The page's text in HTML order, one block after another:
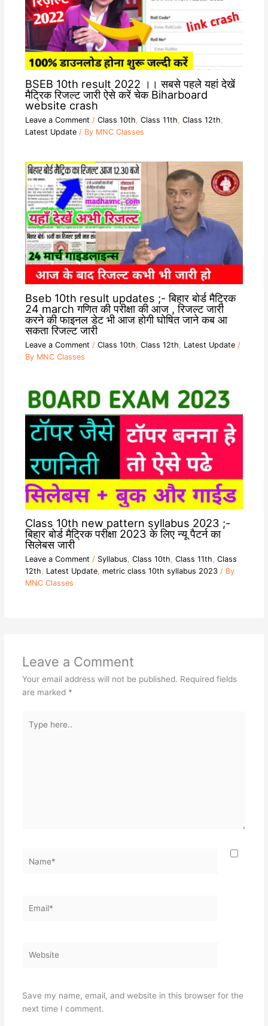
BSEB 10th result 2022 ।। सबसे पहले यहां देखें
मैट्रिक रिजल्ट जारी ऐसे करें चेक Biharboard
website crash
Leave a Comment / Class 10th, Class 11th, Class 12th,
Latest Update/ By MNC Classes
Bseb 10th result updates ;- बिहार बोर्ड मैट्रिक
24 march गणित की परीक्षा की आज , रिजल्ट जारी
करने की फाइनल डेट भी आज होगी घोषित जाने कब आ
सकता रिजल्ट जारी
Leave a Comment / Class 10th, Class 12th, Latest Update/
By MNC Classes
Class 10th new pattern syllabus 2023 ;-
बिहार बोर्ड मैट्रिक परीक्षा 2023 के लिए न्यू पैटर्न का
सिलेबस जारी
Leave a Comment / Syllabus, Class 10th, Class 11th, Class
12th, Latest Update, metric class 10th syllabus 2023/ By
MNC Classes
Leave a Comment
Your email address will not be published. Required fields
are marked *
here..
Save my name, email, and website in this browser for the
next time I comment.